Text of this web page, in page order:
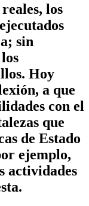
los
sin
Hoy
a que
con el
que
de Estado
ejemplo,
actividades